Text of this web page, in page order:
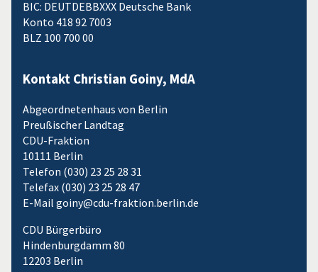
BIC: DEUTDEBBXXX Deutsche Bank
Konto 418 92 7003
BLZ 100 700 00
Kontakt Christian Goiny, MdA
Abgeordnetenhaus von Berlin
Preußischer Landtag
CDU-Fraktion
10111 Berlin
Telefon (030) 23 25 28 31
Telefax (030) 23 25 28 47
E-Mail goiny@cdu-fraktion.berlin.de
CDU Bürgerbüro
Hindenburgdamm 80
12203 Berlin